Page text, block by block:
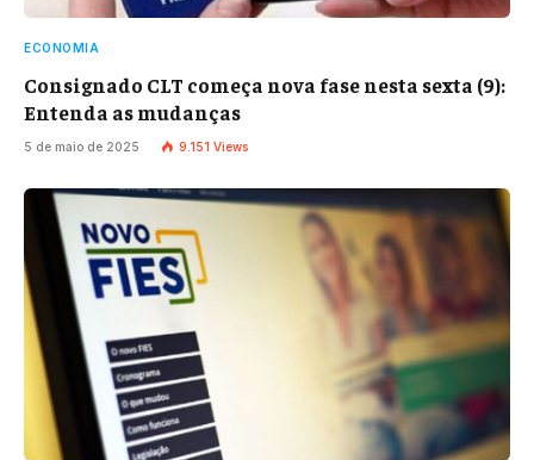
ECONOMIA
Consignado CLT começa nova fase nesta sexta (9):
Entenda as mudanças
5 de maio de 2025 9.151 Views